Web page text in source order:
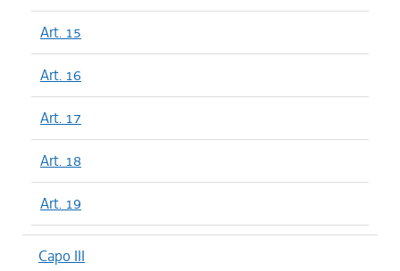
Art. 15
Art. 16
Art. 17
Art. 18
Art. 19
Capo III